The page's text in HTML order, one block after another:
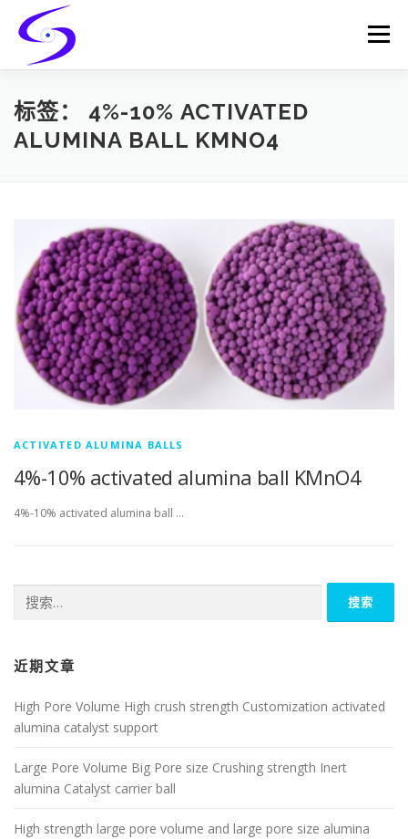
content
Menu
HOME PRODUCTS CATALYST-CARRIER
标签： 4%-10% ACTIVATED
ALUMINA BALL KMNO4
ACTIVATED ALUMINA BALLS
4%-10% activated alumina ball KMnO4
4%-10% activated alumina ball …
索：
近期文章
High Pore Volume High crush strength Customization activated
alumina catalyst support
Large Pore Volume Big Pore size Crushing strength Inert
alumina Catalyst carrier ball
High strength large pore volume and large pore size alumina